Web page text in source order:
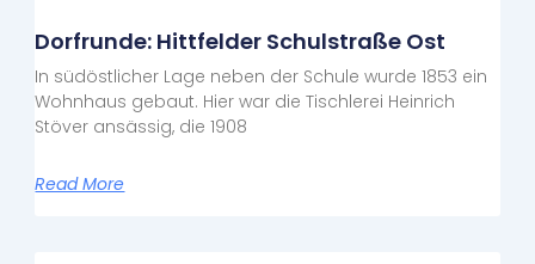
Dorfrunde: Hittfelder Schulstraße Ost
In südöstlicher Lage neben der Schule wurde 1853 ein
Wohnhaus gebaut. Hier war die Tischlerei Heinrich
Stöver ansässig, die 1908
Read More